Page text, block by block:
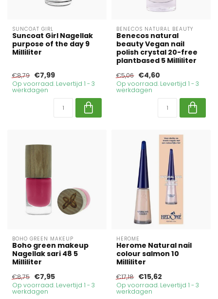
SUNCOAT GIRL
Suncoat Girl Nagellak
purpose of the day 9
Milliliter
€8,79 €7,99
Op voorraad. Levertijd 1 - 3
werkdagen
BENECOS NATURAL BEAUTY
Benecos natural
beauty Vegan nail
polish crystal 20-free
plantbased 5 Milliliter
€5,06 €4,60
Op voorraad. Levertijd 1 - 3
werkdagen
BOHO GREEN MAKEUP
Boho green makeup
Nagellak sari 48 5
Milliliter
€8,75 €7,95
Op voorraad. Levertijd 1 - 3
werkdagen
HEROME
Herome Natural nail
colour salmon 10
Milliliter
€17,18 €15,62
Op voorraad. Levertijd 1 - 3
werkdagen